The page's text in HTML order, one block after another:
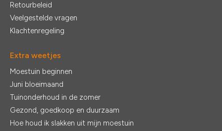
Retourbeleid
Veelgestelde vragen
Klachtenregeling
Extra weetjes
Moestuin beginnen
Juni bloeimaand
Tuinonderhoud in de zomer
Gezond, goedkoop en duurzaam
Hoe houd ik slakken uit mijn moestuin